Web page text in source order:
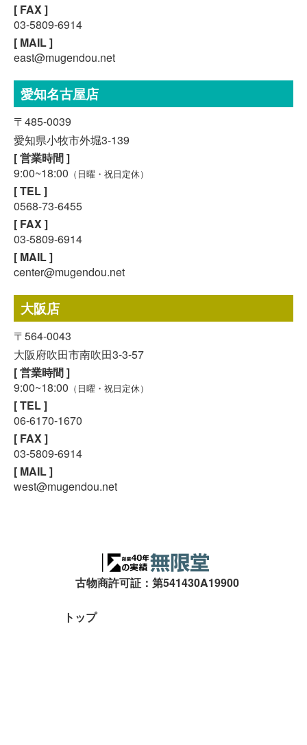
スマホで気軽に
LINE査定
[ FAX ]
03-5809-6914
[ MAIL ]
east@mugendou.net
愛知名古屋店
〒485-0039
愛知県小牧市外堀3-139
[ 営業時間 ]
9:00~18:00 （日曜・祝日定休）
[ TEL ]
0568-73-6455
[ FAX ]
03-5809-6914
[ MAIL ]
center@mugendou.net
大阪店
〒564-0043
大阪府吹田市南吹田3-3-57
[ 営業時間 ]
9:00~18:00 （日曜・祝日定休）
[ TEL ]
06-6170-1670
[ FAX ]
03-5809-6914
[ MAIL ]
west@mugendou.net
古物商許可証：第541430A19900
トップ